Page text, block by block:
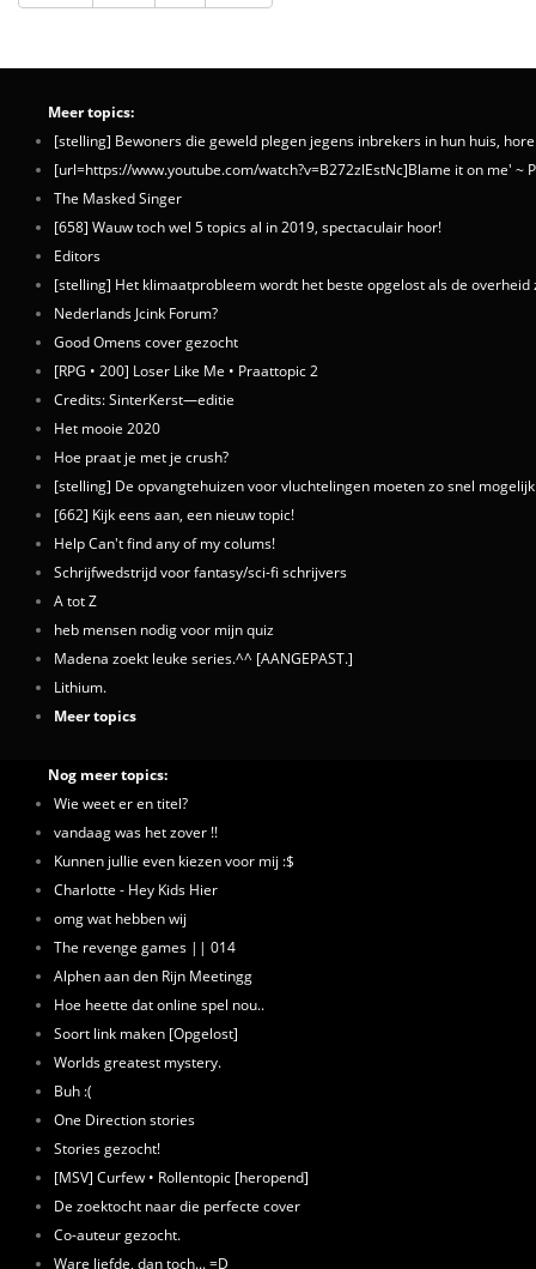
Meer topics:
[stelling] Bewoners die geweld plegen jegens inbrekers in hun huis,
[url=https://www.youtube.com/watch?v=B272zlEstNc]Blame it on me' ~
The Masked Singer
[658] Wauw toch wel 5 topics al in 2019, spectaculair hoor!
Editors
[stelling] Het klimaatprobleem wordt het beste opgelost als de overheid
Nederlands Jcink Forum?
Good Omens cover gezocht
[RPG • 200] Loser Like Me • Praattopic 2
Credits: SinterKerst—editie
Het mooie 2020
Hoe praat je met je crush?
[stelling] De opvangtehuizen voor vluchtelingen moeten zo snel
[662] Kijk eens aan, een nieuw topic!
Help Can't find any of my colums!
Schrijfwedstrijd voor fantasy/sci-fi schrijvers
A tot Z
heb mensen nodig voor mijn quiz
Madena zoekt leuke series.^^ [AANGEPAST.]
Lithium.
Meer topics
Nog meer topics:
Wie weet er en titel?
vandaag was het zover !!
Kunnen jullie even kiezen voor mij :$
Charlotte - Hey Kids Hier
omg wat hebben wij
The revenge games || 014
Alphen aan den Rijn Meetingg
Hoe heette dat online spel nou..
Soort link maken [Opgelost]
Worlds greatest mystery.
Buh :(
One Direction stories
Stories gezocht!
[MSV] Curfew • Rollentopic [heropend]
De zoektocht naar die perfecte cover
Co-auteur gezocht.
Ware liefde, dan toch... =D